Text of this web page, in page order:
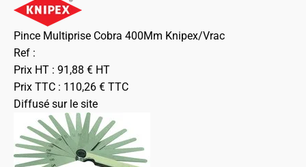
Pince Multiprise Cobra 400Mm Knipex/Vrac
Ref :
Prix HT : 91,88 € HT
Prix TTC : 110,26 € TTC
Diffusé sur le site